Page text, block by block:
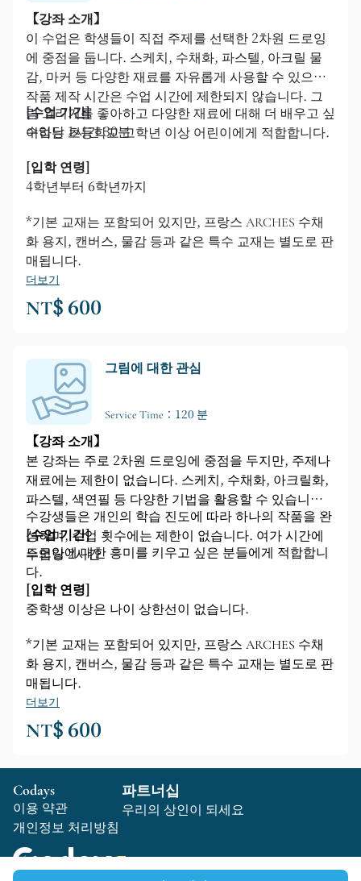
【강좌 소개】
이 수업은 학생들이 직접 주제를 선택한 2차원 드로잉
에 중점을 둡니다. 스케치, 수채화, 파스텔, 아크릴 물
감, 마커 등 다양한 재료를 자유롭게 사용할 수 있으며,
작품 제작 시간은 수업 시간에 제한되지 않습니다. 그
림 그리기를 좋아하고 다양한 재료에 대해 더 배우고 싶
어하는 초등학교 고학년 이상 어린이에게 적합합니다.
[수업 기간]
수업당 1시간 30분
[입학 연령]
4학년부터 6학년까지
*기본 교재는 포함되어 있지만, 프랑스 ARCHES 수채
화 용지, 캔버스, 물감 등과 같은 특수 교재는 별도로 판
매됩니다.
더보기
NT$ 600
그림에 대한 관심
Service Time：120 분
【강좌 소개】
본 강좌는 주로 2차원 드로잉에 중점을 두지만, 주제나
재료에는 제한이 없습니다. 스케치, 수채화, 아크릴화,
파스텔, 색연필 등 다양한 기법을 활용할 수 있습니다.
수강생들은 개인의 학습 진도에 따라 하나의 작품을 완
성하며, 수업 횟수에는 제한이 없습니다. 여가 시간에
드로잉에 대한 흥미를 키우고 싶은 분들에게 적합합니
다.
[수업 기간]
수업당 2시간
[입학 연령]
중학생 이상은 나이 상한선이 없습니다.
*기본 교재는 포함되어 있지만, 프랑스 ARCHES 수채
화 용지, 캔버스, 물감 등과 같은 특수 교재는 별도로 판
매됩니다.
더보기
NT$ 600
Codays
이용 약관
개인정보 처리방침
파트너십
우리의 상인이 되세요